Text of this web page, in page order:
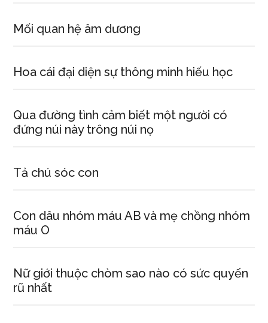
Mối quan hệ âm dương
Hoa cái đại diện sự thông minh hiếu học
Qua đường tình cảm biết một người có
đứng núi này trông núi nọ
Tả chú sóc con
Con dâu nhóm máu AB và mẹ chồng nhóm
máu O
Nữ giới thuộc chòm sao nào có sức quyến
rũ nhất